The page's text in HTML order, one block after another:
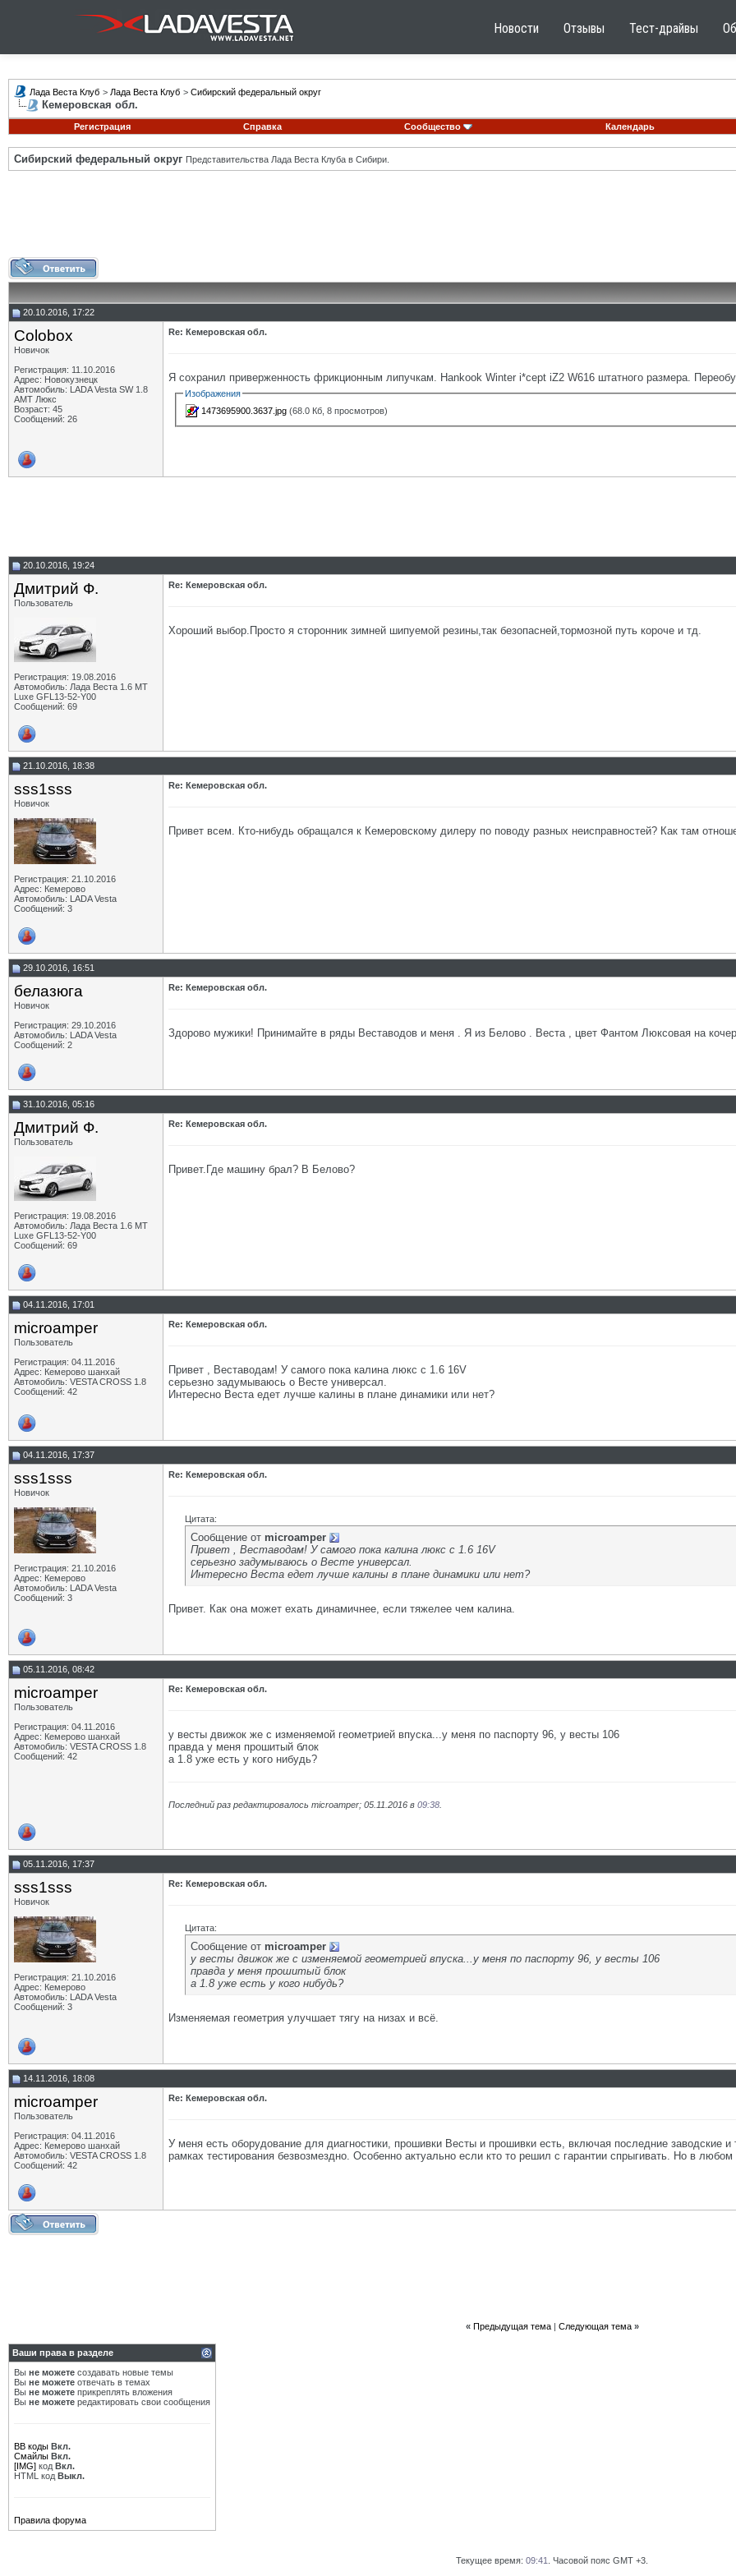
Новости Отзывы Тест-драйвы
Лада Веста Клуб > Лада Веста Клуб > Сибирский федеральный округ
Кемеровская обл.
Регистрация Справка Сообщество Календарь
Сибирский федеральный округ Представительства Лада Веста Клуба в Сибири.
20.10.2016, 17:22
Colobox
Новичок
Регистрация: 11.10.2016
Адрес: Новокузнецк
Автомобиль: LADA Vesta SW 1.8
АМТ Люкс
Возраст: 45
Сообщений: 26
Re: Кемеровская обл.
Я сохранил приверженность фрикционным липучкам. Hankook Winter i*cept iZ2 W616 штатного размера.
Изображения
1473695900.3637.jpg (68.0 Кб, 8 просмотров)
20.10.2016, 19:24
Дмитрий Ф.
Пользователь
Регистрация: 19.08.2016
Автомобиль: Лада Веста 1.6 MT
Luxe GFL13-52-Y00
Сообщений: 69
Re: Кемеровская обл.
Хороший выбор.Просто я сторонник зимней шипуемой резины,так безопасней,тормозной путь короче и тд.
21.10.2016, 18:38
sss1sss
Новичок
Регистрация: 21.10.2016
Адрес: Кемерово
Автомобиль: LADA Vesta
Сообщений: 3
Re: Кемеровская обл.
Привет всем. Кто-нибудь обращался к Кемеровскому дилеру по поводу разных неисправностей? Как там
29.10.2016, 16:51
белазюга
Новичок
Регистрация: 29.10.2016
Автомобиль: LADA Vesta
Сообщений: 2
Re: Кемеровская обл.
Здорово мужики! Принимайте в ряды Веставодов и меня . Я из Белово . Веста , цвет Фантом Люксовая на
31.10.2016, 05:16
Дмитрий Ф.
Пользователь
Регистрация: 19.08.2016
Автомобиль: Лада Веста 1.6 MT
Luxe GFL13-52-Y00
Сообщений: 69
Re: Кемеровская обл.
Привет.Где машину брал? В Белово?
04.11.2016, 17:01
microamper
Пользователь
Регистрация: 04.11.2016
Адрес: Кемерово шанхай
Автомобиль: VESTA CROSS 1.8
Сообщений: 42
Re: Кемеровская обл.
Привет , Веставодам! У самого пока калина люкс с 1.6 16V
серьезно задумываюсь о Весте универсал.
Интересно Веста едет лучше калины в плане динамики или нет?
04.11.2016, 17:37
sss1sss
Новичок
Регистрация: 21.10.2016
Адрес: Кемерово
Автомобиль: LADA Vesta
Сообщений: 3
Re: Кемеровская обл.
Цитата:
Сообщение от microamper
Привет , Веставодам! У самого пока калина люкс с 1.6 16V
серьезно задумываюсь о Весте универсал.
Интересно Веста едет лучше калины в плане динамики или нет?
Привет. Как она может ехать динамичнее, если тяжелее чем калина.
05.11.2016, 08:42
microamper
Пользователь
Регистрация: 04.11.2016
Адрес: Кемерово шанхай
Автомобиль: VESTA CROSS 1.8
Сообщений: 42
Re: Кемеровская обл.
у весты движок же с изменяемой геометрией впуска...у меня по паспорту 96, у весты 106
правда у меня прошитый блок
а 1.8 уже есть у кого нибудь?
Последний раз редактировалось microamper; 05.11.2016 в 09:38
05.11.2016, 17:37
sss1sss
Новичок
Регистрация: 21.10.2016
Адрес: Кемерово
Автомобиль: LADA Vesta
Сообщений: 3
Re: Кемеровская обл.
Цитата:
Сообщение от microamper
у весты движок же с изменяемой геометрией впуска...у меня по паспорту 96, у весты 106
правда у меня прошитый блок
а 1.8 уже есть у кого нибудь?
Изменяемая геометрия улучшает тягу на низах и всё.
14.11.2016, 18:08
microamper
Пользователь
Регистрация: 04.11.2016
Адрес: Кемерово шанхай
Автомобиль: VESTA CROSS 1.8
Сообщений: 42
Re: Кемеровская обл.
У меня есть оборудование для диагностики, прошивки Весты и прошивки есть, включая последние заводские
рамках тестирования безвозмездно. Особенно актуально если кто то решил с гарантии спрыгивать. Но в
« Предыдущая тема| Следующая тема »
Ваши права в разделе
Вы не можете создавать новые темы
Вы не можете отвечать в темах
Вы не можете прикреплять вложения
Вы не можете редактировать свои сообщения
BB коды Вкл.
Смайлы Вкл.
[IMG] код Вкл.
HTML код Выкл.
Правила форума
Текущее время: 09:41 . Часовой пояс GMT +3.